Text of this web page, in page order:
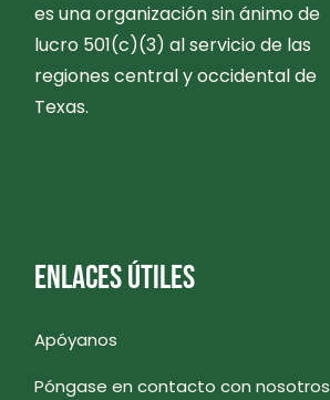
es una organización sin ánimo de
lucro 501(c)(3) al servicio de las
regiones central y occidental de
Texas.
ENLACES ÚTILES
Apóyanos
Póngase en contacto con nosotros